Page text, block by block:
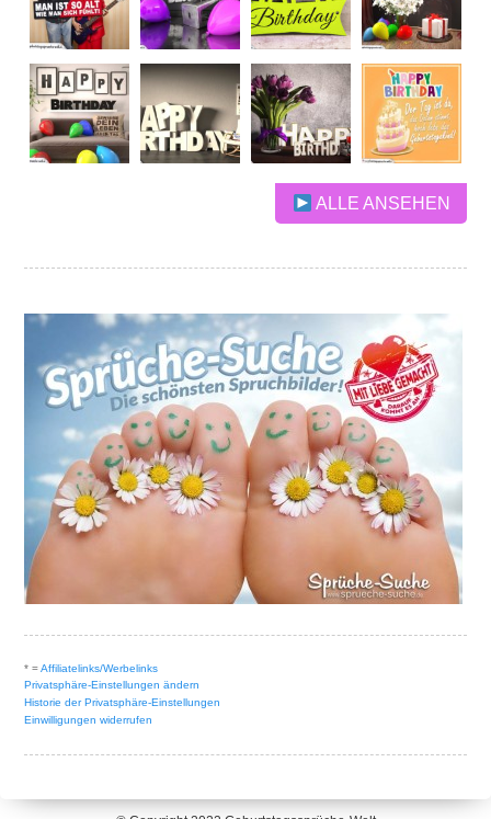
ALLE ANSEHEN
* =Affiliatelinks/Werbelinks
Privatsphäre-Einstellungen ändern
Historie der Privatsphäre-Einstellungen
Einwilligungen widerrufen